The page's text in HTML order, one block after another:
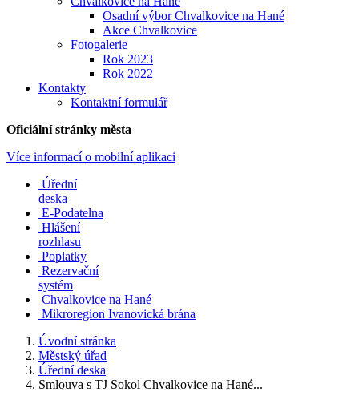
Osadní výbor Chvalkovice na Hané
Akce Chvalkovice
Fotogalerie
Rok 2023
Rok 2022
Kontakty
Kontaktní formulář
Oficiální stránky města
Více informací o mobilní aplikaci
Úřední
deska
E-Podatelna
Hlášení
rozhlasu
Poplatky
Rezervační
systém
Chvalkovice na Hané
Mikroregion Ivanovická brána
Úvodní stránka
Městský úřad
Úřední deska
Smlouva s TJ Sokol Chvalkovice na Hané...